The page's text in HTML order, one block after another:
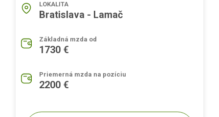
LOKALITA
Bratislava - Lamač
Základná mzda od
1730 €
Priemerná mzda na pozíciu
2200 €